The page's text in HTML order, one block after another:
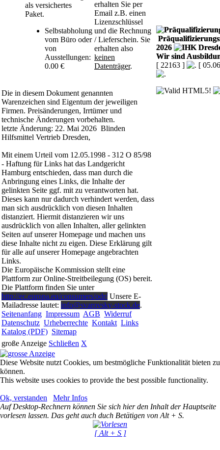
als versichertes
Paket.
Selbstabholung
vom Büro oder
von
Ausstellungen:
0.00 €
erhalten Sie per
Email z.B. einen
Lizenzschlüssel
und die Rechnung
/ Lieferschein. Sie
erhalten also
keinen
Datenträger.
Die in diesem Dokument genannten
Warenzeichen sind Eigentum der jeweiligen
Firmen. Preisänderungen, Irrtümer und
technische Änderungen vorbehalten.
letzte Änderung: 22. Mai 2026 Blinden
Hilfsmittel Vertrieb Dresden,
Mit einem Urteil vom 12.05.1998 - 312 O 85/98
- Haftung für Links hat das Landgericht
Hamburg entschieden, dass man durch die
Anbringung eines Links, die Inhalte der
gelinkten Seite ggf. mit zu verantworten hat.
Dieses kann nur dadurch verhindert werden, dass
man sich ausdrücklich von diesen Inhalten
distanziert. Hiermit distanzieren wir uns
ausdrücklich von allen Inhalten, aller gelinkten
Seiten auf unserer Homepage und machen uns
diese Inhalte nicht zu eigen. Diese Erklärung gilt
für alle auf unserer Homepage angebrachten
Links.
Die Europäische Kommission stellt eine
Plattform zur Online-Streitbeilegung (OS) bereit.
Die Plattform finden Sie unter
http://ec.europa.eu/consumers/odr/Unsere E-
Mailadresse lautet: info@svarovsky-stock.de.
Seitenanfang Impressum AGB Widerruf
Datenschutz Urheberrechte Kontakt Links
Katalog (PDF) Sitemap
2026
Wir sind
[ 22163 ]
[
große Anzeige Schließen X
Diese Website nutzt Cookies, um bestmögliche Funktionalität bieten zu
können.
This website uses cookies to provide the best possible functionality.
Ok, verstanden
Mehr Infos
Auf Desktop-Rechnern können Sie sich hier den Inhalt der Hauptseite
vorlesen lassen. Das geht auch duch Betätigen von Alt + S.
[ Alt + S ]